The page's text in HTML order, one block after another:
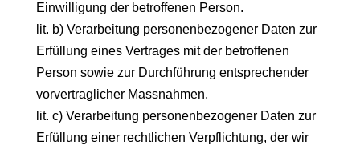
Einwilligung der betroffenen Person.
lit. b) Verarbeitung personenbezogener Daten zur
Erfüllung eines Vertrages mit der betroffenen
Person sowie zur Durchführung entsprechender
vorvertraglicher Massnahmen.
lit. c) Verarbeitung personenbezogener Daten zur
Erfüllung einer rechtlichen Verpflichtung, der wir